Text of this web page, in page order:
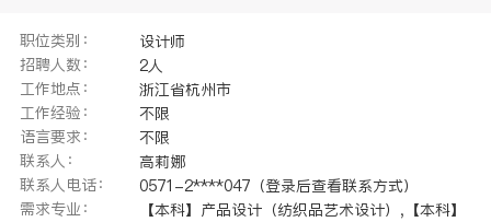
职位类别：
设计师
招聘人数：
2人
工作地点：
浙江省杭州市
工作经验：
不限
语言要求：
不限
联系人：
高莉娜
联系人电话：
0571-2****047（登录后查看联系方式）
需求专业：
【本科】产品设计（纺织品艺术设计）,【本科】